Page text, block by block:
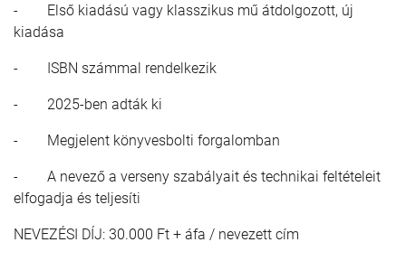
- Első kiadású vagy klasszikus mű átdolgozott, új
kiadása
- ISBN számmal rendelkezik
- 2025-ben adták ki
- Megjelent könyvesbolti forgalomban
- A nevező a verseny szabályait és technikai feltételeit
elfogadja és teljesíti
NEVEZÉSI DÍJ: 30.000 Ft + áfa / nevezett cím